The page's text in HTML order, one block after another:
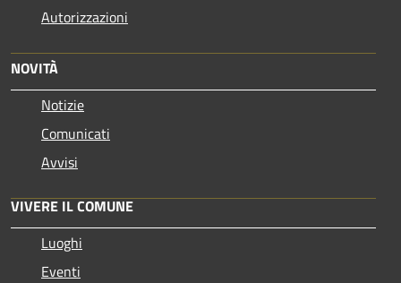
Autorizzazioni
NOVITÀ
Notizie
Comunicati
Avvisi
VIVERE IL COMUNE
Luoghi
Eventi